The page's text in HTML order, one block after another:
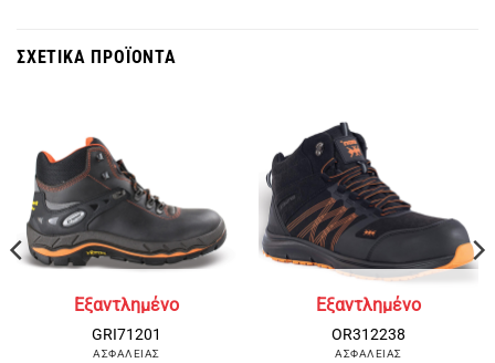
ΣΧΕΤΙΚΆ ΠΡΟΪΌΝΤΑ
Εξαντλημένο
GRI71201
ΑΣΦΑΛΕΙΑΣ
Εξαντλημένο
OR312238
ΑΣΦΑΛΕΙΑΣ